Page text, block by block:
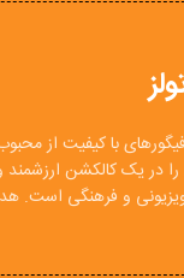
با کیفیت از
در یک کالکشن
و فرهنگی است.